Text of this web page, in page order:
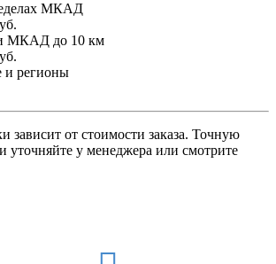
МКАД
МКАД до 10 км
и регионы
зависит от стоимости заказа. Точную
уточняйте у менеджера или смотрите